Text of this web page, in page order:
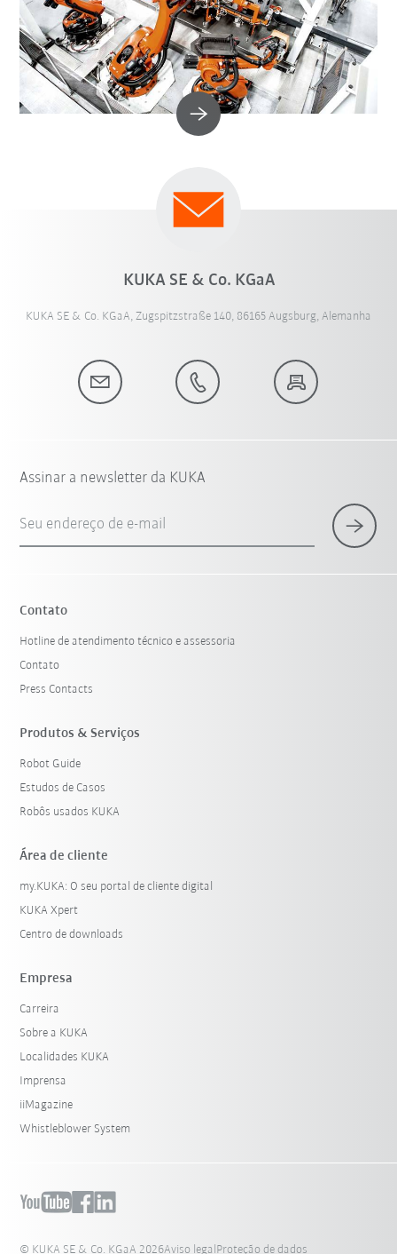
KUKA SE & Co. KGaA
KUKA SE & Co. KGaA, Zugspitzstraße 140, 86165 Augsburg, Alemanha
Assinar a newsletter da KUKA
Seu endereço de e-mail
Contato
Hotline de atendimento técnico e assessoria
Contato
Press Contacts
Produtos & Serviços
Robot Guide
Estudos de Casos
Robôs usados KUKA
Área de cliente
my.KUKA: O seu portal de cliente digital
KUKA Xpert
Centro de downloads
Empresa
Carreira
Sobre a KUKA
Localidades KUKA
Imprensa
iiMagazine
Whistleblower System
© KUKA SE & Co. KGaA 2026Aviso legalProteção de dados